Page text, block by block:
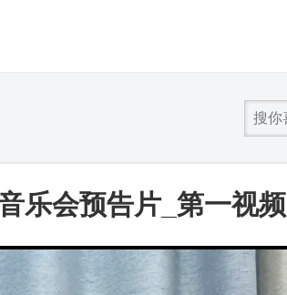
乐会预告片_第一视频